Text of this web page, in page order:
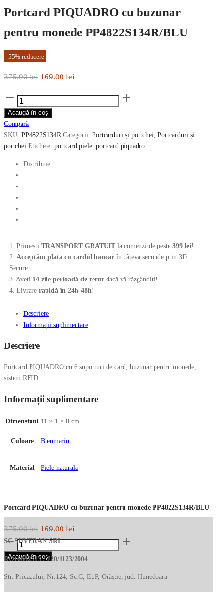
Portcard PIQUADRO cu buzunar
pentru monede PP4822S134R/BLU
-55% reducere
375.00lei Prețul
fost:
375.00 lei.
169.00 lei
Cantitate
Portcard
PIQUADRO
monede
PP4822S134R/BLU
Adaugă în coș
Compară
SKU: PP4822S134R Categorii: Portcarduri și portchei Portcarduri și
portchei Etichete: portcard piele portcard piquadro
Distribuie
1. Primești TRANSPORT GRATUIT la comenzi de peste 399 lei!
2. Acceptăm plata cu cardul bancar în câteva secunde prin 3D
Secure.
3. Aveți 14 zile perioadă de retur dacă vă răzgândiți!
4. Livrare rapidă în 24h-48h!
Descriere
Informații suplimentare
Descriere
Portcard PIQUADRO cu 6 suporturi de card, buzunar pentru monede,
sistem RFID.
Informații suplimentare
Dimensiuni 11 × 1 × 8 cm
Culoare Bleumarin
Material Piele naturala
Portcard PIQUADRO cu buzunar pentru monede PP4822S134R/BLU
375.00lei Prețul
inițial
a
375.00 lei.
169.00 lei
curent
este:
Cantitate
Portcard
PIQUADRO
cu
Adaugă în coș
SC SUVERAN SRL
RO16632313 / J20/1123/2004
Str. Pricazului, Nr.124, Sc.C, Et.P, Orăștie, jud. Hunedoara